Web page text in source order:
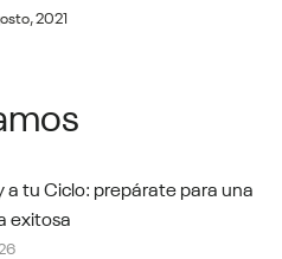
2021
a tu Ciclo: prepárate para una
exitosa